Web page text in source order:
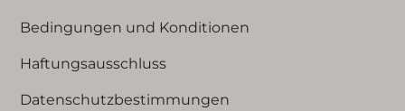
Bedingungen und Konditionen
Haftungsausschluss
Datenschutzbestimmungen